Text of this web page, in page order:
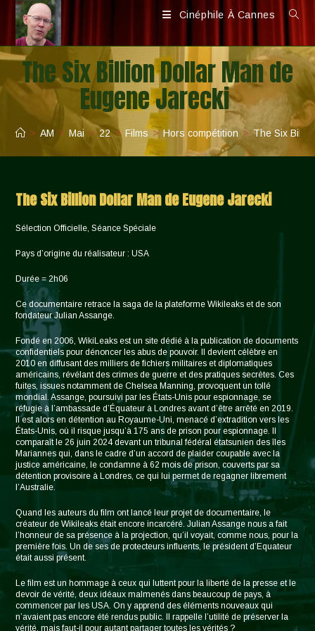
Skip
content
Cinéphile À Cannes
The Six Billion Dollar Man de
Eugene Jarecki
> AM > Mai > 22 > Films > Hors compétition > The Six
The Six Billion Dollar Man de Eugene Jarecki
Sélection Officielle, Séance Spéciale
Pays d’origine du réalisateur : USA
Durée = 2h06
Ce documentaire retrace la saga de la plateforme Wikileaks et de son
fondateur Julian Assange.
Fondé en 2006, WikiLeaks est un site dédié à la publication de documents
confidentiels pour dénoncer les abus de pouvoir. Il devient célèbre en
2010 en diffusant des milliers de fichiers militaires et diplomatiques
américains, révélant des crimes de guerre et des pratiques secrètes. Ces
fuites, issues notamment de Chelsea Manning, provoquent un tollé
mondial. Assange, poursuivi par les États-Unis pour espionnage, se
réfugie à l’ambassade d’Équateur à Londres avant d’être arrêté en 2019.
Il est alors en détention au Royaume-Uni, menacé d’extradition vers les
États-Unis, où il risque jusqu’à 175 ans de prison pour espionnage. Il
comparaît le 26 juin 2024 devant un tribunal fédéral étatsunien des îles
Mariannes qui, dans le cadre d’un accord de plaider coupable avec la
justice américaine, le condamne à 62 mois de prison, couverts par sa
détention provisoire à Londres, ce qui lui permet de regagner librement
l’Australie.
Quand les auteurs du film ont lancé leur projet de documentaire, le
créateur de Wikileaks était encore incarcéré. Julian Assange nous a fait
l’honneur de sa présence à la projection, qu’il voyait, comme nous, pour la
première fois. Un de ses de protecteurs influents, le président d’Equateur
était aussi présent.
Le film est un hommage à ceux qui luttent pour la liberté de la presse et le
devoir de vérité, deux idéaux malmenés dans beaucoup de pays, à
commencer par les USA. On y apprend des éléments nouveaux qui
n’avaient pas encore été rendus public. Il rappelle l’utilité de préserver la
vérité, mais faut-il pour autant partager toutes les vérités ?